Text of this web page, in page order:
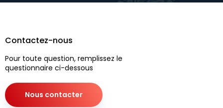
Contactez-nous
Pour toute question, remplissez le
questionnaire ci-dessous
Nous contacter